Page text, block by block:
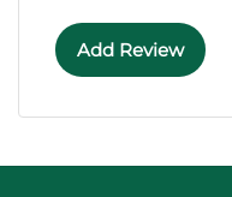
Add Review